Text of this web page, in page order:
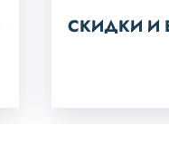
СКИДКИ И